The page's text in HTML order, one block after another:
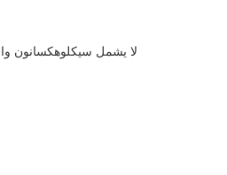
لا يشمل سيكلوهكسانون